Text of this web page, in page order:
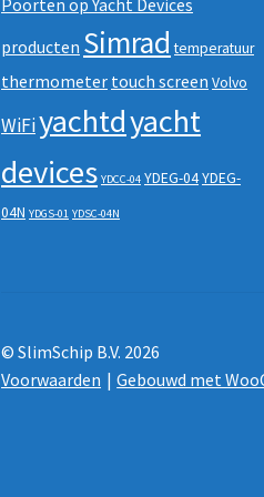
Poorten op Yacht Devices
producten Simrad temperatuur
thermometer touch screen Volvo
WiFiyachtdyacht
devices YDCC-04 YDEG-04YDEG-
04N YDGS-01 YDSC-04N
© SlimSchip B.V. 2026
Voorwaarden
Gebouwd met